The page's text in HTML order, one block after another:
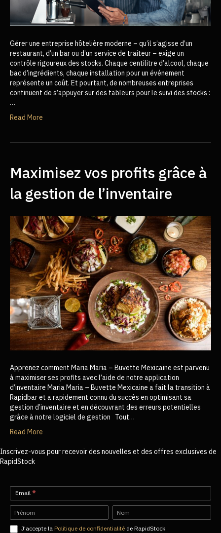
Gérer une entreprise hôtelière moderne – qu’il s’agisse d’un
restaurant, d’un bar ou d’un service de traiteur – exige un
contrôle rigoureux des stocks. Chaque centilitre d’alcool, chaque
bac d’ingrédients, chaque installation pour un événement
représente un coût. Et pourtant, de nombreuses entreprises
continuent de s’appuyer sur des tableurs pour le suivi des stocks :
…
Read More
Maximisez vos profits grâce à
la gestion de l’inventaire
Apprenez comment Maria Maria – Buvette Mexicaine est parvenu
à maximiser ses profits avec l’aide de notre application
d’inventaire Maria Maria – Buvette Mexicaine a fait la transition à
Rapidbar et a rapidement connu du succès en optimisant sa
gestion d’inventaire et en découvrant des erreurs potentielles
grâce à notre logiciel de gestion Tout…
Read More
Inscrivez-vous pour recevoir des nouvelles et des offres exclusives de
RapidStock
Newsletter-
FR
Email *
Name Name
J'accepte la Politique de confidentialité de RapidStock